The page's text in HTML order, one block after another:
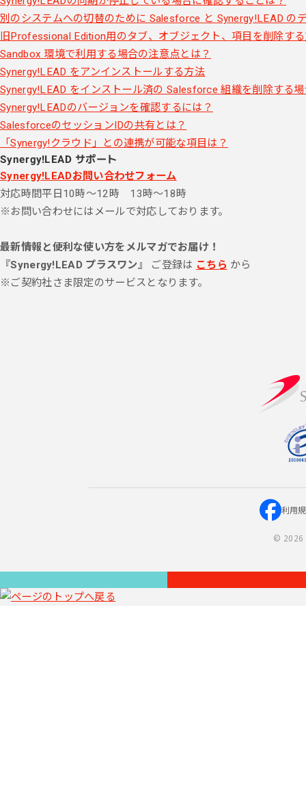
別のシステムへの切替のために Salesforce と Synergy!LEAD の
旧Professional Edition用のタブ、オブジェクト、項目を削除す
Sandbox 環境で利用する場合の注意点とは？
Synergy!LEAD をアンインストールする方法
Synergy!LEAD をインストール済の Salesforce 組織を削除する
Synergy!LEADのバージョンを確認するには？
SalesforceのセッションIDの共有とは？
「Synergy!クラウド」との連携が可能な項目は？
Synergy!LEAD サポート
Synergy!LEADお問い合わせフォーム
対応時間平日10時～12時 13時～18時
※お問い合わせにはメールで対応しております。
最新情報と便利な使い方をメルマガでお届け！
『Synergy!LEAD プラスワン』
ご登録は こちら から
※ご契約社さま限定のサービスとなります。
利用
© 2026